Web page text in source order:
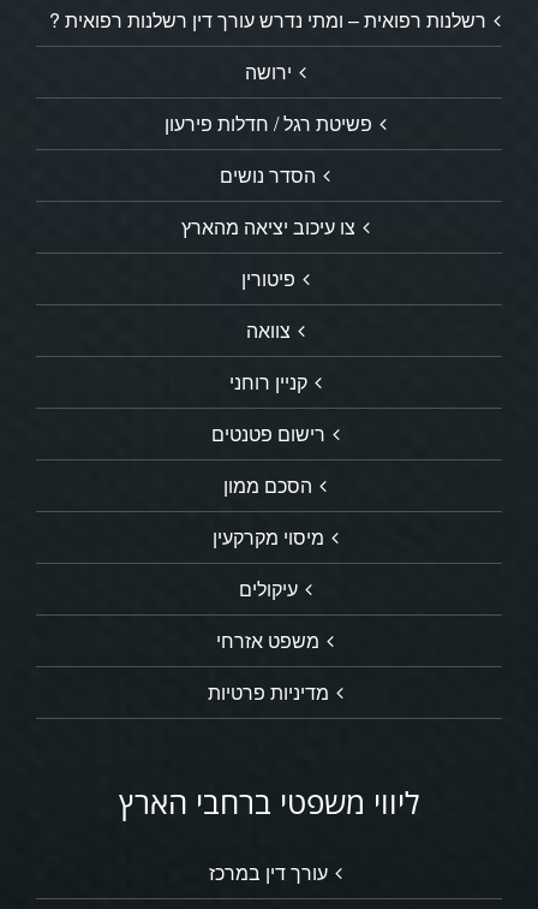
רשלנות רפואית – ומתי נדרש עורך דין רשלנות רפואית ?
ירושה
פשיטת רגל / חדלות פירעון
הסדר נושים
צו עיכוב יציאה מהארץ
פיטורין
צוואה
קניין רוחני
רישום פטנטים
הסכם ממון
מיסוי מקרקעין
עיקולים
משפט אזרחי
מדיניות פרטיות
ליווי משפטי ברחבי הארץ
עורך דין במרכז